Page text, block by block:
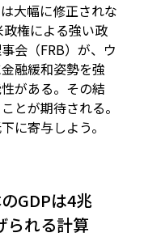
大幅に修正されな
権による強い政
会（FRB）が、ウ
融緩和姿勢を強
がある。その結
とが期待される。
に寄与しよう。
GDPは4兆
られる計算